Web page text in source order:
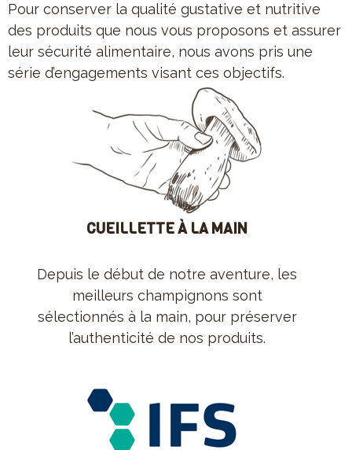
Pour conserver la qualité gustative et nutritive
des produits que nous vous proposons et assurer
leur sécurité alimentaire, nous avons pris une
série d’engagements visant ces objectifs.
CUEILLETTE À LA MAIN
Depuis le début de notre aventure, les
meilleurs champignons sont
sélectionnés à la main, pour préserver
l’authenticité de nos produits.